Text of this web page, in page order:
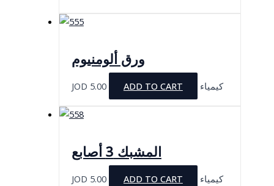
ورق ألومنيوم
JOD 5.00 ADD TO CART كيمياء
المشبك 3 أصابع
JOD 5.00 ADD TO CART كيمياء